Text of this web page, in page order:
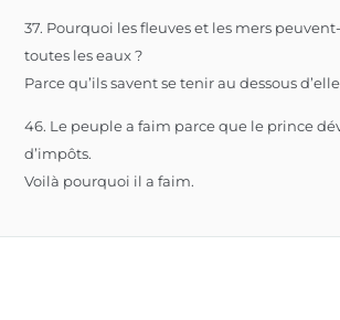
37. Pourquoi les fleuves et les mers
toutes les eaux ?
Parce qu’ils savent se tenir au dessous
46. Le peuple a faim parce que le prince
d’impôts.
Voilà pourquoi il a faim.